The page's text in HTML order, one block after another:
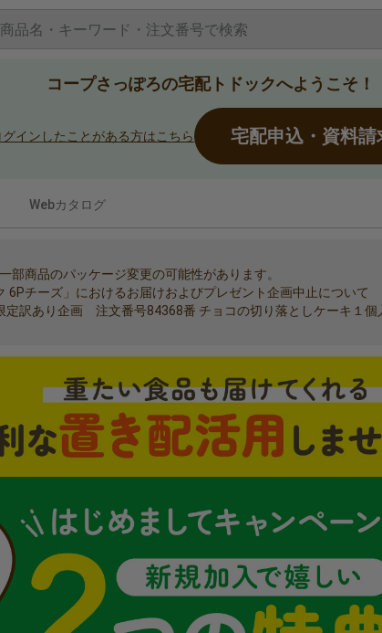
コープさっぽろの宅配トドックへようこそ！
グインしたことがある方はこちら 宅配申込・資料請
うぇぶかたろぐ
Webカタログ
商品のパッケージ変更の可能性があります。
チーズ」におけるお届けおよびプレゼント企画中止について
訳あり企画 注文番号84368番 チョコの切り落としケーキ１個